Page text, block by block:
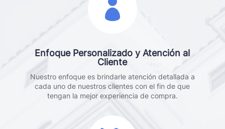

Enfoque Personalizado y Atención al
Cliente
Nuestro enfoque es brindarle atención detallada a
cada uno de nuestros clientes con el fin de que
tengan la mejor experiencia de compra.